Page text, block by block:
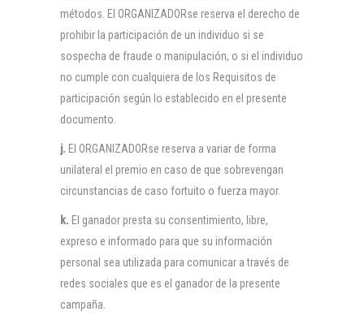
métodos. El ORGANIZADORse reserva el derecho de
prohibir la participación de un individuo si se
sospecha de fraude o manipulación, o si el individuo
no cumple con cualquiera de los Requisitos de
participación según lo establecido en el presente
documento.
j. El ORGANIZADORse reserva a variar de forma
unilateral el premio en caso de que sobrevengan
circunstancias de caso fortuito o fuerza mayor.
k. El ganador presta su consentimiento, libre,
expreso e informado para que su información
personal sea utilizada para comunicar a través de
redes sociales que es el ganador de la presente
campaña.